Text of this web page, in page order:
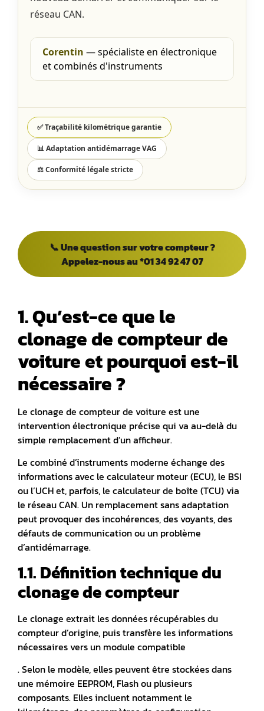
réseau CAN.
Corentin — spécialiste en électronique
et combinés d'instruments
✅ Traçabilité kilométrique garantie
📊 Adaptation antidémarrage VAG
⚖️ Conformité légale stricte
📞 Une question sur votre compteur ?
Appelez-nous au *01 34 92 47 07
1. Qu’est-ce que le
clonage de compteur de
voiture et pourquoi est-il
nécessaire ?
Le clonage de compteur de voiture est une
intervention électronique précise qui va au-delà du
simple remplacement d’un afficheur.
Le combiné d’instruments moderne échange des
informations avec le calculateur moteur (ECU), le BSI
ou l’UCH et, parfois, le calculateur de boîte (TCU) via
le réseau CAN. Un remplacement sans adaptation
peut provoquer des incohérences, des voyants, des
défauts de communication ou un problème
d’antidémarrage.
1.1. Définition technique du
clonage de compteur
Le clonage extrait les données récupérables du
compteur d’origine, puis transfère les informations
nécessaires vers un module compatible
.Selon le modèle, elles peuvent être stockées dans
une mémoire EEPROM, Flash ou plusieurs
composants. Elles incluent notamment le